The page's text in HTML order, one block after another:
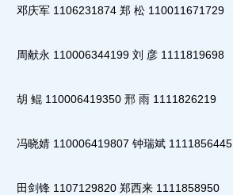
邓庆军 1106231874 郑 松 110011671729
周献永 110006344199 刘 彦 1111819698
胡 鲲 110006419350 邢 雨 1111826219
冯晓婧 110006419807 钟瑞斌 1111856445
田剑锋 1107129820 郑西来 1111858950